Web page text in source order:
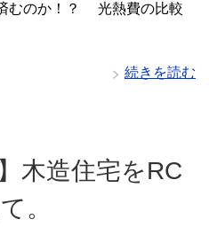
むのか！？ 光熱費の比較
続きを読む
木造住宅をRC
。